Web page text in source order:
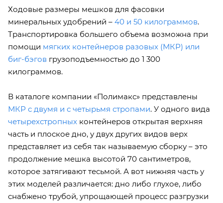
Ходовые размеры мешков для фасовки
минеральных удобрений – 40 и 50 килограммов.
Транспортировка большего объема возможна при
помощи мягких контейнеров разовых (МКР) или
биг-бэгов грузоподъемностью до 1 300
килограммов.
В каталоге компании «Полимакс» представлены
МКР с двумя и с четырьмя стропами. У одного вида
четырехстропных контейнеров открытая верхняя
часть и плоское дно, у двух других видов верх
представляет из себя так называемую сборку – это
продолжение мешка высотой 70 сантиметров,
которое затягивают тесьмой. А вот нижняя часть у
этих моделей различается: дно либо глухое, либо
снабжено трубой, упрощающей процесс разгрузки